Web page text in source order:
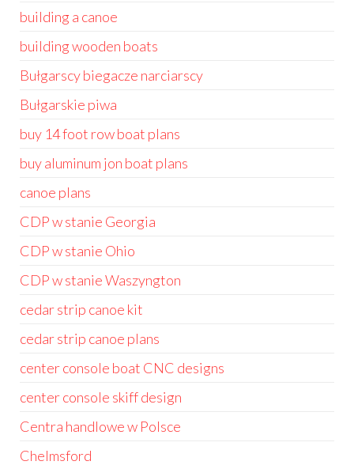
building a canoe
building wooden boats
Bułgarscy biegacze narciarscy
Bułgarskie piwa
buy 14 foot row boat plans
buy aluminum jon boat plans
canoe plans
CDP w stanie Georgia
CDP w stanie Ohio
CDP w stanie Waszyngton
cedar strip canoe kit
cedar strip canoe plans
center console boat CNC designs
center console skiff design
Centra handlowe w Polsce
Chelmsford